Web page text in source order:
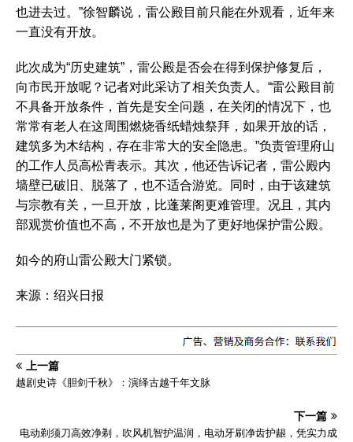
也进去过。”徐智麟说，雷公殿目前只能在外观看，近年来
一直没有开放。
此次成为“历史建筑”，雷公殿是否会在得到保护修复后，
向市民开放呢？记者对此采访了相关负责人。“雷公殿目前
不具备开放条件，首先是安全问题，在关闭的情况下，也
常常有老人在这周围燃烧香纸蜡烛祭拜，如果开放的话，
建筑多为木结构，存在非常大的安全隐患。”负责管理府山
的工作人员高松青表示。其次，他还告诉记者，雷公殿内
墙壁已破旧、脱落了，也不适合游览。同时，由于该建筑
与宗教有关，一旦开放，比蓬莱阁更难管理。况且，其内
部观赏价值也不高，不开放也是为了更好地保护雷公殿。
如今的府山雷公殿大门紧锁。
来源：绍兴日报
上一篇
越剧史诗《胆剑千秋》：演绎古越千年文脉
下一篇
电动剃须刀高效净剃，吹风机智护温润，电动牙刷净齿护龈，凭实力成